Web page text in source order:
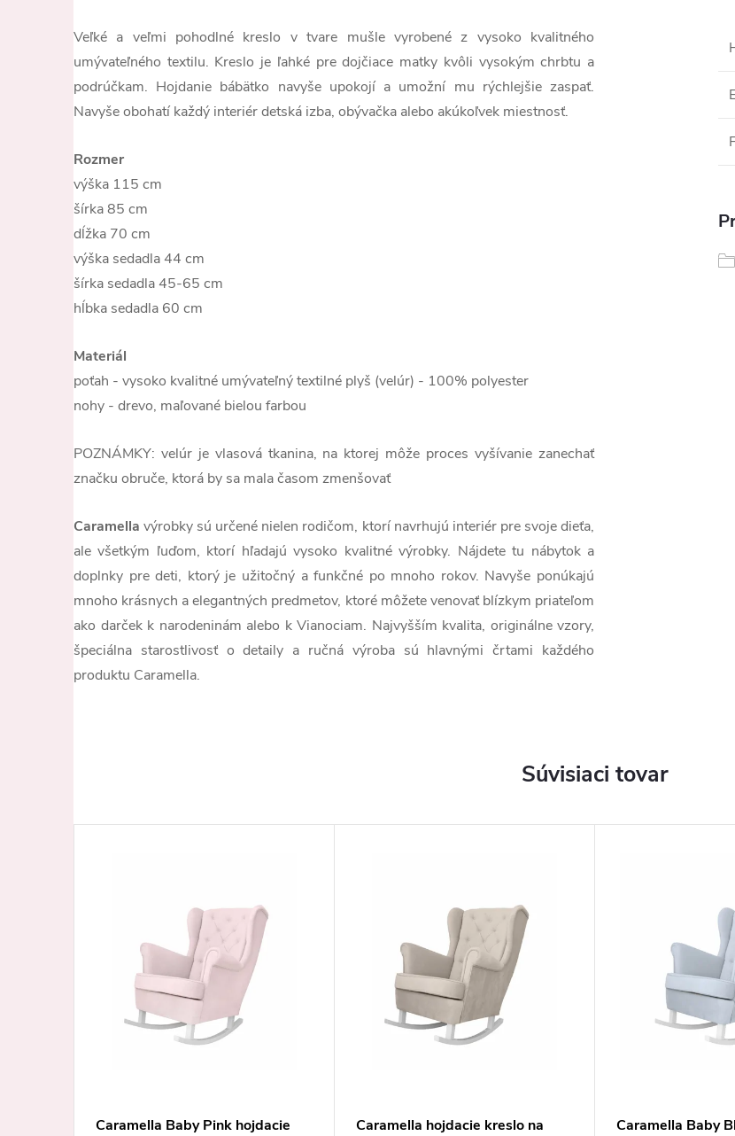
Veľké a veľmi pohodlné kreslo v tvare mušle vyrobené z vysoko kvalitného
umývateľného textilu. Kreslo je ľahké pre dojčiace matky kvôli vysokým chrbtu a
podrúčkam. Hojdanie bábätko navyše upokojí a umožní mu rýchlejšie zaspať.
Navyše obohatí každý interiér detská izba, obývačka alebo akúkoľvek miestnosť.
Rozmer
výška 115 cm
šírka 85 cm
dĺžka 70 cm
výška sedadla 44 cm
šírka sedadla 45-65 cm
hĺbka sedadla 60 cm
Materiál
poťah - vysoko kvalitné umývateľný textilné plyš (velúr) - 100% polyester
nohy - drevo, maľované bielou farbou
POZNÁMKY: velúr je vlasová tkanina, na ktorej môže proces vyšívanie zanechať
značku obruče, ktorá by sa mala časom zmenšovať
Caramella výrobky sú určené nielen rodičom, ktorí navrhujú interiér pre svoje dieťa,
ale všetkým ľuďom, ktorí hľadajú vysoko kvalitné výrobky. Nájdete tu nábytok a
doplnky pre deti, ktorý je užitočný a funkčné po mnoho rokov. Navyše ponúkajú
mnoho krásnych a elegantných predmetov, ktoré môžete venovať blízkym priateľom
ako darček k narodeninám alebo k Vianociam. Najvyšším kvalita, originálne vzory,
špeciálna starostlivosť o detaily a ručná výroba sú hlavnými črtami každého
produktu Caramella.
Súvisiaci tovar
Caramella Baby Pink hojdacie
Caramella hojdacie kreslo na
Caramella Baby